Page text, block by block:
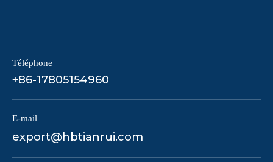
Téléphone
+86-17805154960
E-mail
export@hbtianrui.com